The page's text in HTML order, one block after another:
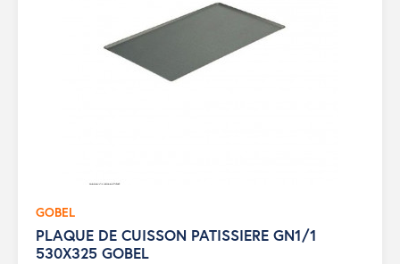
GOBEL
PLAQUE DE CUISSON PATISSIERE GN1/1
530X325 GOBEL